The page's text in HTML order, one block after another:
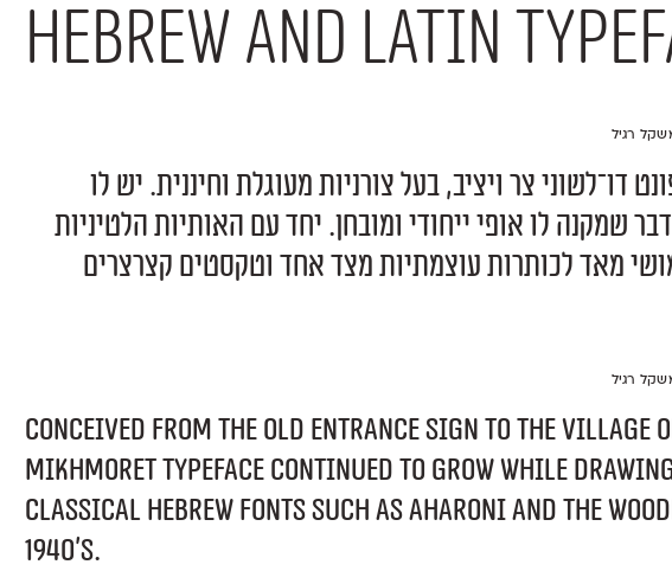
Hebrew and Latin
פונט מכמורת מעוגל הוא פונט דו־לשוני צר ויציב, בעל צורניות מעוגלת וחיננית. יש לו
גישה ניואנסית מפתיעה - דבר שמקנה לו אופי ייחודי ומובחן. יחד עם האותיות הלטיניות
Conceived from the old entrance sign to the village
Mikhmoret typeface continued to grow while
classical Hebrew fonts such as Aharoni and the
1940’s.